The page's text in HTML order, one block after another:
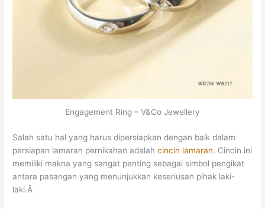
Engagement Ring – V&Co Jewellery
Salah satu hal yang harus dipersiapkan dengan baik dalam
persiapan lamaran pernikahan adalahcincin lamaran. Cincin ini
memiliki makna yang sangat penting sebagai simbol pengikat
antara pasangan yang menunjukkan keseriusan pihak laki-
laki.Â